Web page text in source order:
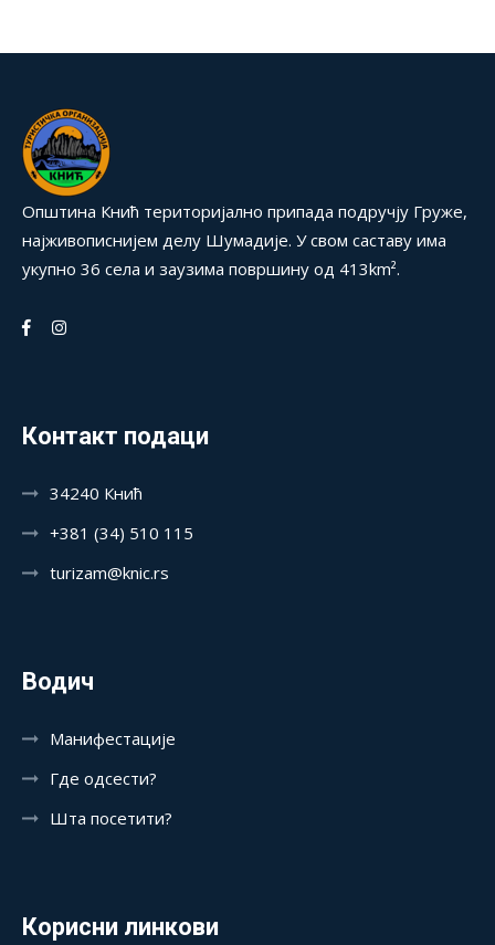
Општина Кнић територијално припада подручју Груже,
најживописнијем делу Шумадије. У свом саставу има
укупно 36 села и заузима површину од 413km².
Контакт подаци
34240 Кнић
+381 (34) 510 115
turizam@knic.rs
Водич
Манифестације
Где одсести?
Шта посетити?
Корисни линкови